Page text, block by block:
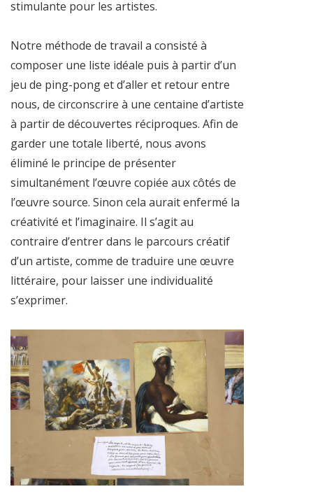
stimulante pour les artistes.
Notre méthode de travail a consisté à
composer une liste idéale puis à partir d’un
jeu de ping-pong et d’aller et retour entre
nous, de circonscrire à une centaine d’artiste
à partir de découvertes réciproques. Afin de
garder une totale liberté, nous avons
éliminé le principe de présenter
simultanément l’œuvre copiée aux côtés de
l’œuvre source. Sinon cela aurait enfermé la
créativité et l’imaginaire. Il s’agit au
contraire d’entrer dans le parcours créatif
d’un artiste, comme de traduire une œuvre
littéraire, pour laisser une individualité
s’exprimer.